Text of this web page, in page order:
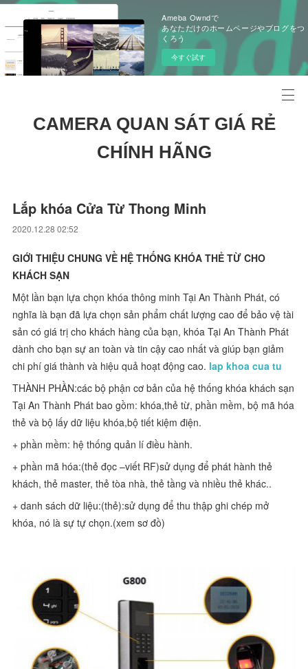
Ameba Owndで
あなただけのホームページやブログをつ
くろう
今すぐ試す
CAMERA QUAN SÁT GIÁ RẺ
CHÍNH HÃNG
Lắp khóa Cửa Từ Thong Minh
2020.12.28 02:52
GIỚI THIỆU CHUNG VỀ HỆ THỐNG KHÓA THẺ TỪ CHO
KHÁCH SẠN
Một lần bạn lựa chọn khóa thông minh Tại An Thành Phát, có
nghĩa là bạn đã lựa chọn sản phẩm chất lượng cao để bảo vệ tài
sản có giá trị cho khách hàng của bạn, khóa Tại An Thành Phát
dành cho bạn sự an toàn và tin cậy cao nhất và giúp bạn giảm
chi phí giá thành và hiệu quả hoạt động cao. lap khoa cua tu
THÀNH PHẦN:các bộ phận cơ bản của hệ thống khóa khách sạn
Tại An Thành Phát bao gồm: khóa,thẻ từ, phần mềm, bộ mã hóa
thẻ và bộ lấy dữ liệu khóa,bộ tiết kiệm điện.
+ phần mềm: hệ thống quản lí điều hành.
+ phần mã hóa:(thẻ đọc –viết RF)sử dụng để phát hành thẻ
khách, thẻ master, thẻ tòa nhà, thẻ tầng và nhiều thẻ khác..
+ danh sách dữ liệu:(thẻ):sử dụng để thu thập ghi chép mở
khóa, nó là sự tự chọn.(xem sơ đồ)